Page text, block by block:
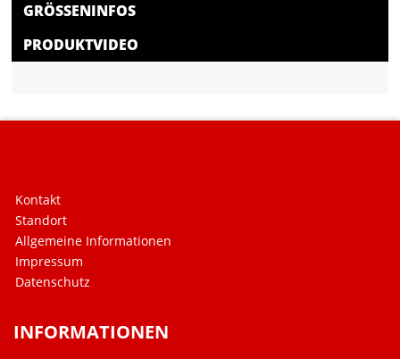
GRÖSSENINFOS
PRODUKTVIDEO
Kontakt
Standort
Allgemeine Informationen
Impressum
Datenschutz
INFORMATIONEN